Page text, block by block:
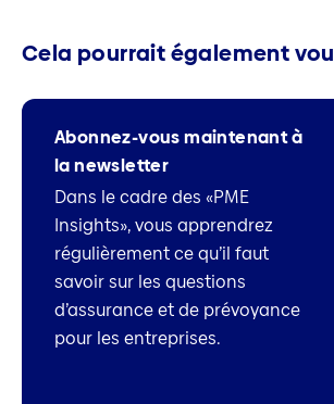
Cela pourrait également
Abonnez-vous maintenant à
la newsletter
Dans le cadre des «PME
Insights», vous apprendrez
régulièrement ce qu’il faut
savoir sur les questions
d’assurance et de prévoyance
pour les entreprises.